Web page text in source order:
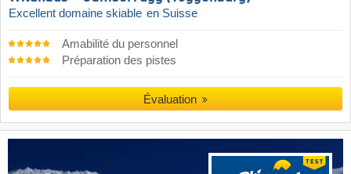
Excellent domaine skiable en Suisse
Amabilité du personnel
Préparation des pistes
Évaluation